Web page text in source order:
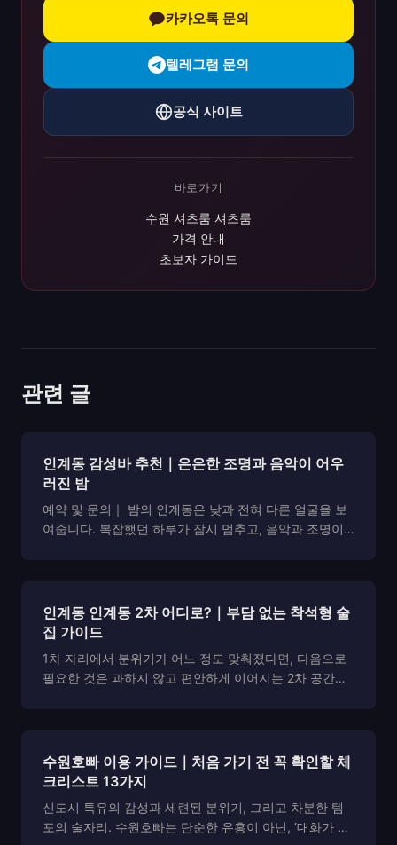
카카오톡 문의
텔레그램 문의
공식 사이트
바로가기
수원 셔츠룸 셔츠룸
가격 안내
초보자 가이드
관련 글
인계동 감성바 추천｜은은한 조명과 음악이 어우
러진 밤
예약 및 문의｜ 밤의 인계동은 낮과 전혀 다른 얼굴을 보
여줍니다. 복잡했던 하루가 잠시 멈추고, 음악과 조명이
인계동 인계동 2차 어디로?｜부담 없는 착석형 술
집 가이드
1차 자리에서 분위기가 어느 정도 맞춰졌다면, 다음으로
필요한 것은 과하지 않고 편안하게 이어지는 2차 공간입
수원호빠 이용 가이드｜처음 가기 전 꼭 확인할 체
크리스트 13가지
신도시 특유의 감성과 세련된 분위기, 그리고 차분한 템
포의 술자리. 수원호빠는 단순한 유흥이 아닌, ‘대화가 중